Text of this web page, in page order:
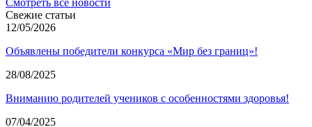
Свежие статьи
12/05/2026
Объявлены победители конкурса «Мир без границ»!
28/08/2025
Вниманию родителей учеников с особенностями здоровья!
07/04/2025